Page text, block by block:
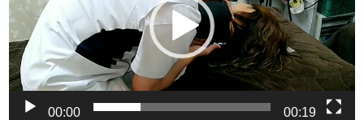
ー
ヤ
ー
00:00 00:19